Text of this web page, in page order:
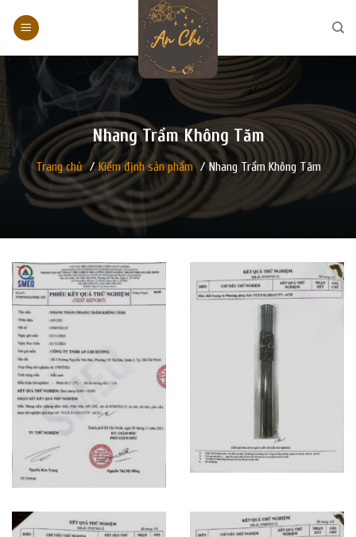
Nhang Trầm Không Tăm
Trang chủ / Kiểm định sản phẩm / Nhang Trầm Không Tăm